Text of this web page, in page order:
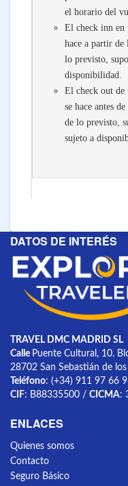
el horario del
El check inn en
hace a partir de
lo previsto,
disponibilidad.
El check out de
se hace antes
de lo previsto,
sujeto a
DATOS DE INTERÉS
TRAVEL DMC MADRID SL
Calle Puente Cultural, 10.
28702 San Sebastián de
Teléfono: (+34) 911 97 66
CIF: B88335500 / CICMA:
ENLACES
Quienes somos
Contacto
Seguro Básico